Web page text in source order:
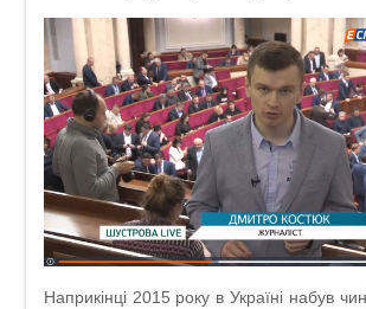
Наприкінці 2015 року в Україні набув